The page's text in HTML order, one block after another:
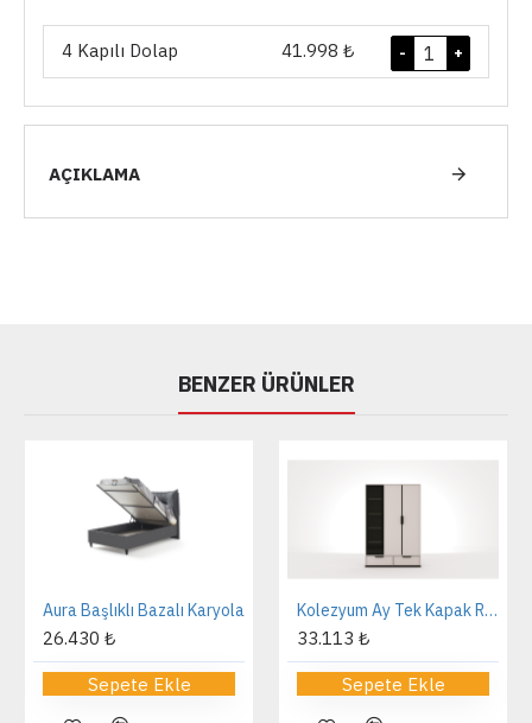
4 Kapılı Dolap 41.998 ₺ +
-
AÇIKLAMA
BENZER ÜRÜNLER
Aura Başlıklı Bazalı Karyola
26.430 ₺
Sepete Ekle
Kolezyum Ay Tek Kapak Reflekte Dolap
33.113 ₺
Sepete Ekle